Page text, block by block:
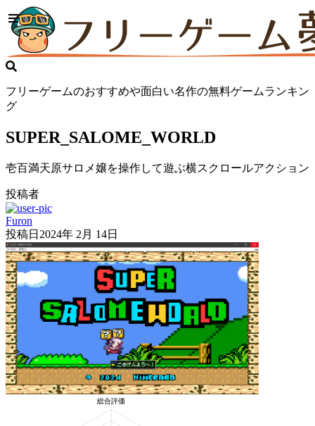
フリーゲームのおすすめや面白い名作の無料ゲームランキン
グ
SUPER_SALOME_WORLD
壱百満天原サロメ嬢を操作して遊ぶ横スクロールアクション
投稿者
Furon
投稿日 2024年 2月 14日